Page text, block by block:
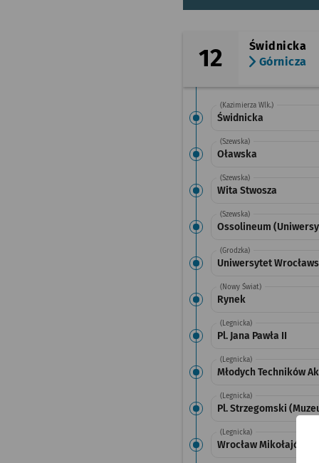
12
Świdnicka
Górnicza
(Kazimierza Wlk.)
Świdnicka
(Szewska)
Oławska
(Szewska)
Wita Stwosza
(Szewska)
Ossolineum
(Grodzka)
Uniwersytet
(Nowy Świat)
Rynek
(Legnicka)
Pl. Jana Pawła II
(Legnicka)
Młodych Techników
(Legnicka)
Pl. Strzegomski
(Legnicka)
Wrocław Mikołajów